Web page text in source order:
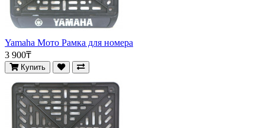
Yamaha Мото Рамка для номера
3 900₸
Купить